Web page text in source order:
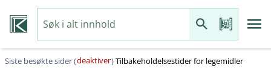
Siste besøkte sider (deaktiver)Tilbakeholdelsestider for legemidler